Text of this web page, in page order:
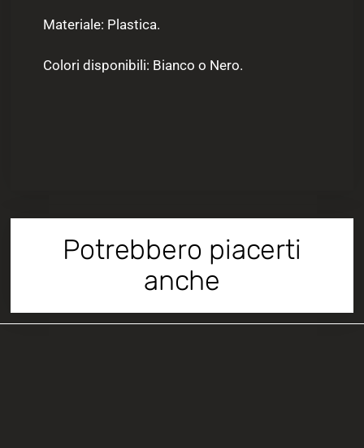
Materiale: Plastica.
Colori disponibili: Bianco o Nero.
Potrebbero piacerti
anche